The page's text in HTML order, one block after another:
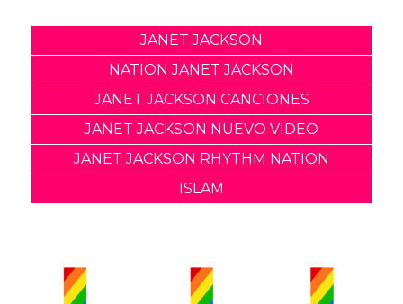
JANET JACKSON
NATION JANET JACKSON
JANET JACKSON CANCIONES
JANET JACKSON NUEVO VIDEO
JANET JACKSON RHYTHM NATION
ISLAM